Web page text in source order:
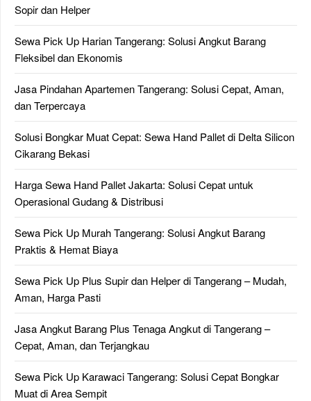
Sopir dan Helper
Sewa Pick Up Harian Tangerang: Solusi Angkut Barang
Fleksibel dan Ekonomis
Jasa Pindahan Apartemen Tangerang: Solusi Cepat, Aman,
dan Terpercaya
Solusi Bongkar Muat Cepat: Sewa Hand Pallet di Delta Silicon
Cikarang Bekasi
Harga Sewa Hand Pallet Jakarta: Solusi Cepat untuk
Operasional Gudang & Distribusi
Sewa Pick Up Murah Tangerang: Solusi Angkut Barang
Praktis & Hemat Biaya
Sewa Pick Up Plus Supir dan Helper di Tangerang – Mudah,
Aman, Harga Pasti
Jasa Angkut Barang Plus Tenaga Angkut di Tangerang –
Cepat, Aman, dan Terjangkau
Sewa Pick Up Karawaci Tangerang: Solusi Cepat Bongkar
Muat di Area Sempit